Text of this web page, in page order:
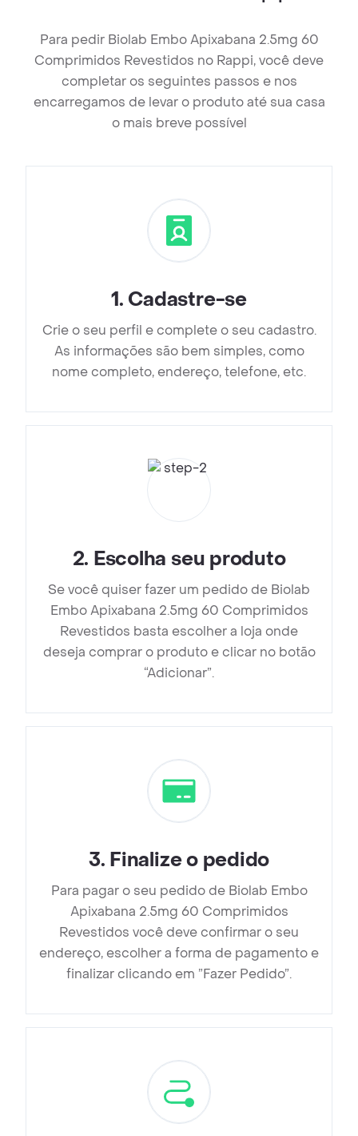
Para pedir Biolab Embo Apixabana 2.5mg 60
Comprimidos Revestidos no Rappi, você deve
completar os seguintes passos e nos
encarregamos de levar o produto até sua casa
o mais breve possível
1. Cadastre-se
Crie o seu perfil e complete o seu cadastro.
As informações são bem simples, como
nome completo, endereço, telefone, etc.
2. Escolha seu produto
Se você quiser fazer um pedido de Biolab
Embo Apixabana 2.5mg 60 Comprimidos
Revestidos basta escolher a loja onde
deseja comprar o produto e clicar no botão
“Adicionar”.
3. Finalize o pedido
Para pagar o seu pedido de Biolab Embo
Apixabana 2.5mg 60 Comprimidos
Revestidos você deve confirmar o seu
endereço, escolher a forma de pagamento e
finalizar clicando em ”Fazer Pedido”.